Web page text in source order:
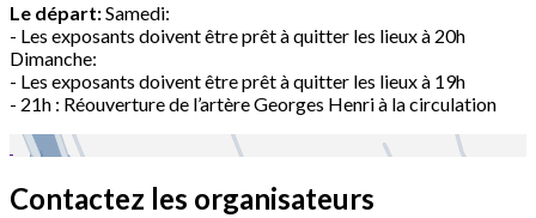
Le départ:Samedi:
- Les exposants doivent être prêt à quitter les lieux à 20h
Dimanche:
- Les exposants doivent être prêt à quitter les lieux à 19h
- 21h : Réouverture de l’artère Georges Henri à la circulation
Contactez les organisateurs